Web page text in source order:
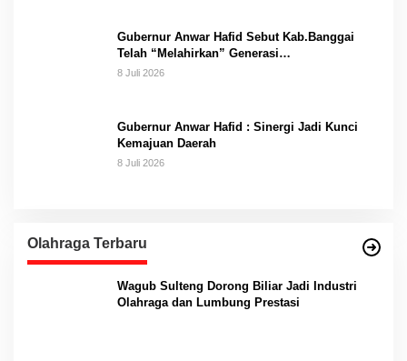
Gubernur Anwar Hafid Sebut Kab.Banggai
Telah “Melahirkan” Generasi…
8 Juli 2026
Gubernur Anwar Hafid : Sinergi Jadi Kunci
Kemajuan Daerah
8 Juli 2026
Olahraga Terbaru
Wagub Sulteng Dorong Biliar Jadi Industri
Olahraga dan Lumbung Prestasi